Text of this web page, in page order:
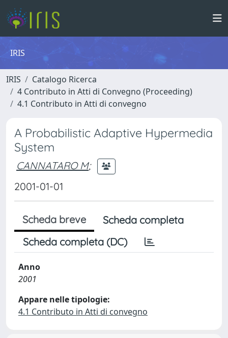
IRIS
IRIS
Catalogo Ricerca
4 Contributo in Atti di Convegno (Proceeding)
4.1 Contributo in Atti di convegno
A Probabilistic Adaptive Hypermedia
System
CANNATARO M;
2001-01-01
Scheda breve
Scheda completa
Scheda completa (DC)
Anno
2001
Appare nelle tipologie:
4.1 Contributo in Atti di convegno